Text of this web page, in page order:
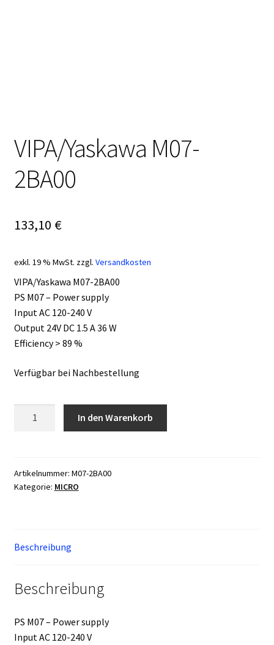
VIPA/Yaskawa M07-
2BA00
133,10 €
exkl. 19 % MwSt. zzgl. Versandkosten
VIPA/Yaskawa M07-2BA00
PS M07 – Power supply
Input AC 120-240 V
Output 24V DC 1.5 A 36 W
Efficiency > 89 %
Verfügbar bei Nachbestellung
In den Warenkorb
Artikelnummer: M07-2BA00
Kategorie: MICRO
Beschreibung
Beschreibung
PS M07 – Power supply
Input AC 120-240 V